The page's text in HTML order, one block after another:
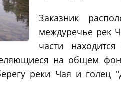
Заказник
междуречье рек
части
на общем
реки Чая и голец